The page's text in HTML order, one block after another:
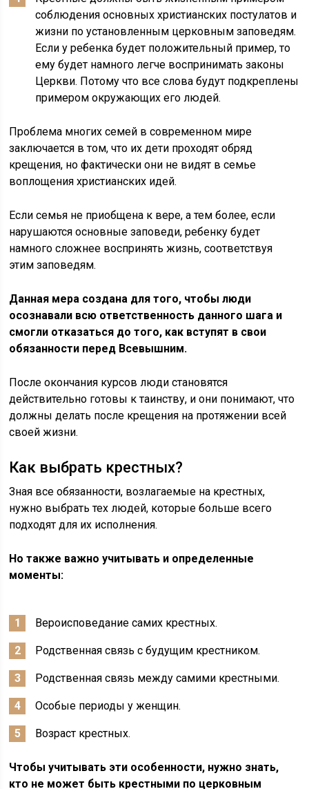
соблюдения основных христианских постулатов и
жизни по установленным церковным заповедям.
Если у ребенка будет положительный пример, то
ему будет намного легче воспринимать законы
Церкви. Потому что все слова будут подкреплены
примером окружающих его людей.
Проблема многих семей в современном мире
заключается в том, что их дети проходят обряд
крещения, но фактически они не видят в семье
воплощения христианских идей.
Если семья не приобщена к вере, а тем более, если
нарушаются основные заповеди, ребенку будет
намного сложнее воспринять жизнь, соответствуя
этим заповедям.
Данная мера создана для того, чтобы люди
осознавали всю ответственность данного шага и
смогли отказаться до того, как вступят в свои
обязанности перед Всевышним.
После окончания курсов люди становятся
действительно готовы к таинству, и они понимают, что
должны делать после крещения на протяжении всей
своей жизни.
Как выбрать крестных?
Зная все обязанности, возлагаемые на крестных,
нужно выбрать тех людей, которые больше всего
подходят для их исполнения.
Но также важно учитывать и определенные
моменты:
Вероисповедание самих крестных.
Родственная связь с будущим крестником.
Родственная связь между самими крестными.
Особые периоды у женщин.
Возраст крестных.
Чтобы учитывать эти особенности, нужно знать,
кто не может быть крестными по церковным